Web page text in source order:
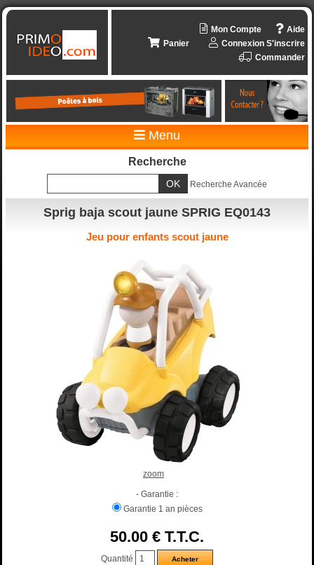
Aide
Mon Compte
Connexion S'inscrire
Panier
Commander
Menu
Recherche
Recherche Avancée
Sprig baja scout jaune SPRIG EQ0143
Jeu pour enfants scout jaune
zoom
- Garantie :
Garantie 1 an pièces
50.00 € T.T.C.
Quantité